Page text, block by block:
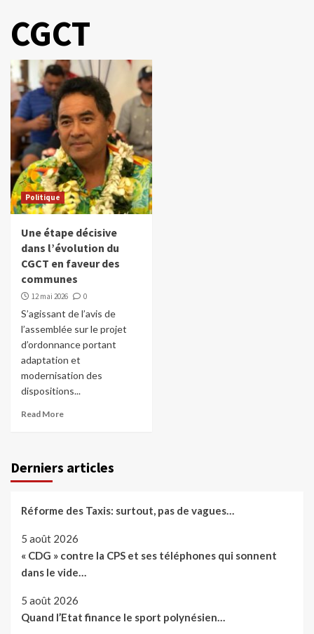
CGCT
Politique
Une étape décisive
dans l’évolution du
CGCT en faveur des
communes
12 mai 2026 0
S’agissant de l’avis de
l’assemblée sur le projet
d’ordonnance portant
adaptation et
modernisation des
dispositions...
Read More
Derniers articles
Réforme des Taxis: surtout, pas de vagues…
5 août 2026
« CDG » contre la CPS et ses téléphones qui sonnent
dans le vide…
5 août 2026
Quand l’Etat finance le sport polynésien…